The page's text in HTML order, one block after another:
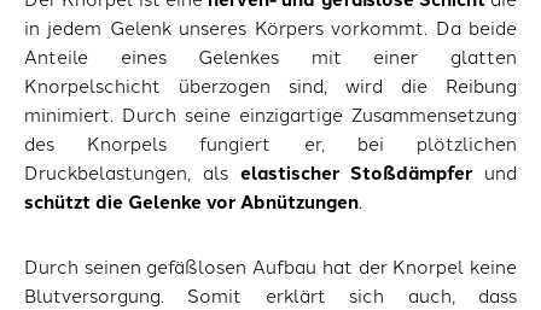
in jedem Gelenk unseres Körpers vorkommt. Da beide
Anteile eines Gelenkes mit einer glatten
Knorpelschicht überzogen sind, wird die Reibung
minimiert. Durch seine einzigartige Zusammensetzung
des Knorpels fungiert er, bei plötzlichen
Druckbelastungen, als elastischer Stoßdämpfer und
schützt die Gelenke vor Abnützungen.
Durch seinen gefäßlosen Aufbau hat der Knorpel keine
Blutversorgung. Somit erklärt sich auch, dass